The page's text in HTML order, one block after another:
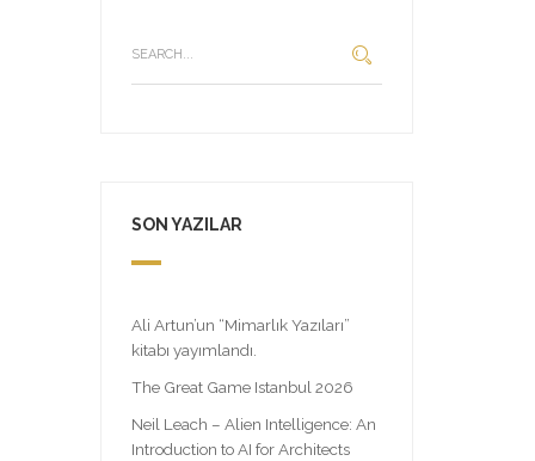
SON YAZILAR
Ali Artun’un “Mimarlık Yazıları”
kitabı yayımlandı.
The Great Game Istanbul 2026
Neil Leach – Alien Intelligence: An
Introduction to AI for Architects